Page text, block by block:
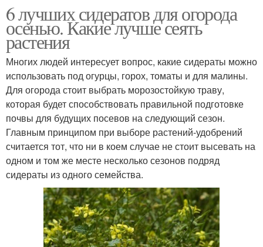
6 лучших сидератов для огорода
осенью. Какие лучше сеять
растения
Многих людей интересует вопрос, какие сидераты можно
использовать под огурцы, горох, томаты и для малины.
Для огорода стоит выбрать морозостойкую траву,
которая будет способствовать правильной подготовке
почвы для будущих посевов на следующий сезон.
Главным принципом при выборе растений-удобрений
считается тот, что ни в коем случае не стоит высевать на
одном и том же месте несколько сезонов подряд
сидераты из одного семейства.